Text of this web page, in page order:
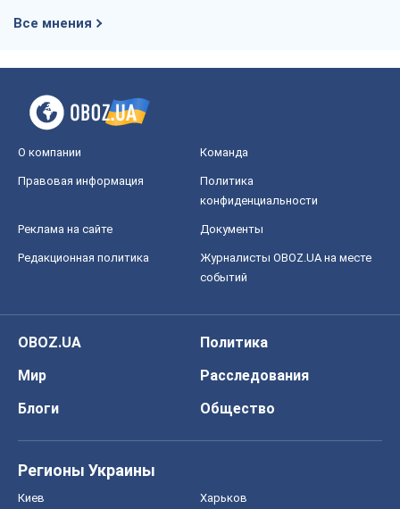
Все мнения
О компании Команда
Правовая информация
Политика
конфиденциальности
Реклама на сайте Документы
Редакционная политика
Журналисты OBOZ.UA на месте
событий
OBOZ.UA
Политика
Мир
Расследования
Блоги
Общество
Регионы Украины
Киев Харьков